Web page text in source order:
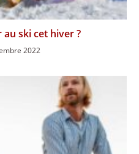
ski cet hiver ?
2022